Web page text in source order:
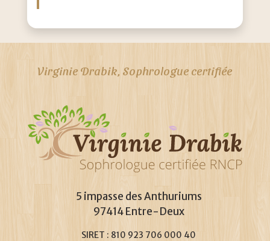
Virginie Drabik, Sophrologue certifiée
5 impasse des Anthuriums
97414 Entre-Deux
SIRET : 810 923 706 000 40